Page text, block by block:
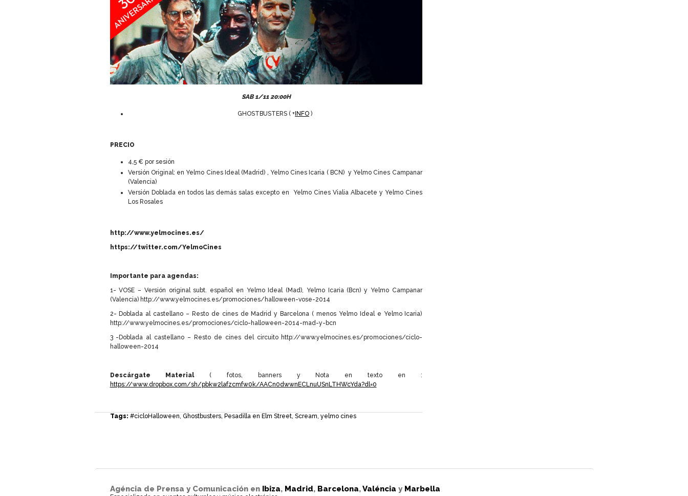
SAB 1/11 20:00H
GHOSTBUSTERS ( +INFO )
PRECIO
4,5 € por sesión
Versión Original: en Yelmo Cines Ideal (Madrid) , Yelmo Cines Icaria ( BCN) y Yelmo Cines Campanar
(Valencia)
Versión Doblada en todos las demás salas excepto en Yelmo Cines Vialia Albacete y Yelmo Cines
Los Rosales
http://www.yelmocines.es/
https://twitter.com/YelmoCines
Importante para agendas:
1- VOSE – Versión original subt. español en Yelmo Ideal (Mad), Yelmo Icaria (Bcn) y Yelmo Campanar
(Valencia) http://www.yelmocines.es/promociones/halloween-vose-2014
2- Doblada al castellano – Resto de cines de Madrid y Barcelona ( menos Yelmo Ideal e Yelmo Icaria)
http://www.yelmocines.es/promociones/ciclo-halloween-2014-mad-y-bcn
3 -Doblada al castellano – Resto de cines del circuito http://www.yelmocines.es/promociones/ciclo-
halloween-2014
Descárgate Material( fotos, banners y Nota en texto en :
https://www.dropbox.com/sh/pbkw2lafzcmfw0k/AACn0dwwnECLnuUSnLTHWcYda?dl=0
Tags: #cicloHalloween, Ghostbusters, Pesadilla en Elm Street, Scream, yelmo cines
Agéncia de Prensa y Comunicación en Ibiza, Madrid, Barcelona,Valéncia y Marbella